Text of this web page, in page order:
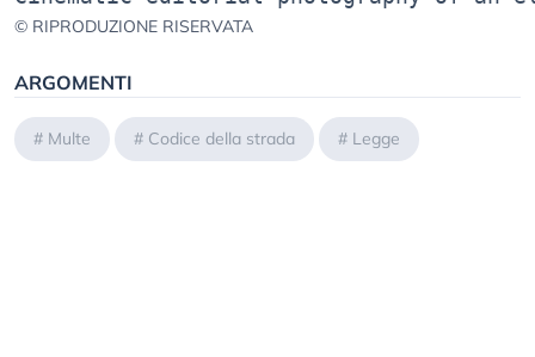
© RIPRODUZIONE RISERVATA
ARGOMENTI
# Multe # Codice della strada # Legge